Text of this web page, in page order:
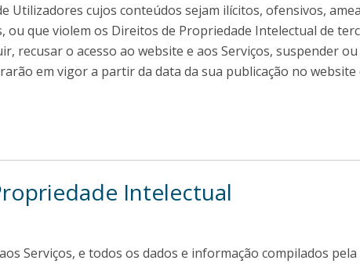
Utilizadores cujos conteúdos sejam ilícitos, ofensivos,
ou que violem os Direitos de Propriedade Intelectual de
recusar o acesso ao website e aos Serviços, suspender
em vigor a partir da data da sua publicação no website
Intelectual
Serviços, e todos os dados e informação compilados pela